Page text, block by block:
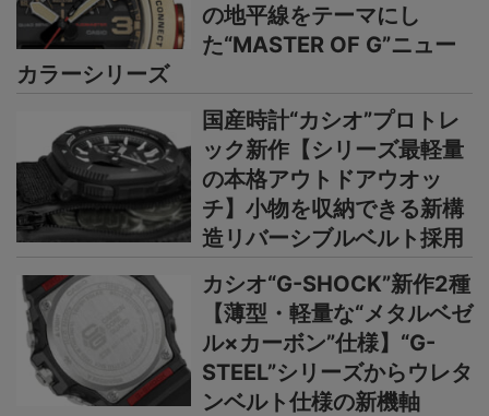
の地平線をテーマにし
た“MASTER OF G”ニュー
カラーシリーズ
国産時計“カシオ”プロトレ
ック新作【シリーズ最軽量
の本格アウトドアウオッ
チ】小物を収納できる新構
造リバーシブルベルト採用
カシオ“G-SHOCK”新作2種
【薄型・軽量な“メタルベゼ
ル×カーボン”仕様】“G-
STEEL”シリーズからウレタ
ンベルト仕様の新機軸